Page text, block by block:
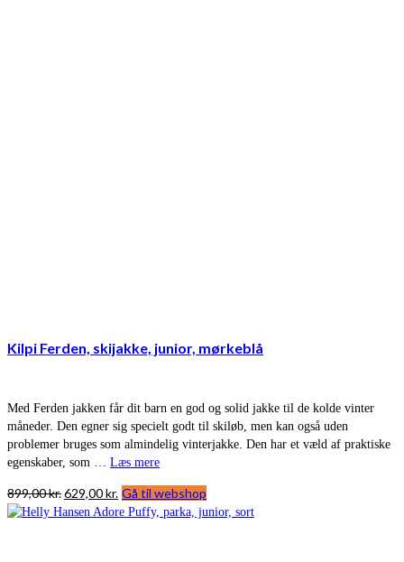
Kilpi Ferden, skijakke, junior, mørkeblå
Med Ferden jakken får dit barn en god og solid jakke til de kolde vinter
måneder. Den egner sig specielt godt til skiløb, men kan også uden
problemer bruges som almindelig vinterjakke. Den har et væld af praktiske
egenskaber, som … Læs mere
899,00kr.Den
oprindelige
629,00kr. Den
aktuelle
Gå til webshop